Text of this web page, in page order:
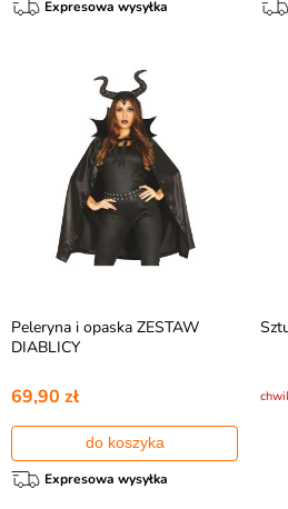
Expresowa wysyłka
Peleryna i opaska ZESTAW
DIABLICY
69,90 zł
do koszyka
Expresowa wysyłka